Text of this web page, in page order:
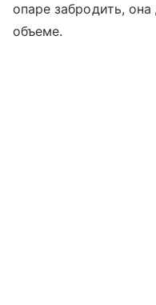
опаре забродить,
объеме.